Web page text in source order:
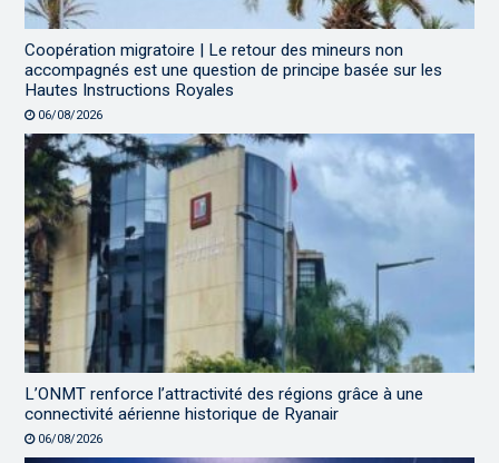
Coopération migratoire | Le retour des mineurs non
accompagnés est une question de principe basée sur les
Hautes Instructions Royales
06/08/2026
L’ONMT renforce l’attractivité des régions grâce à une
connectivité aérienne historique de Ryanair
06/08/2026